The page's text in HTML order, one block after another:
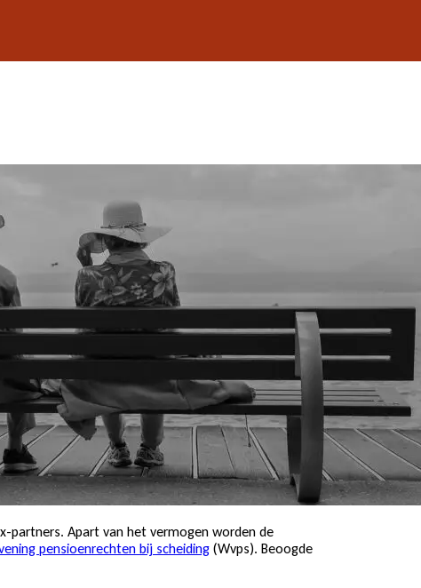
partners. Apart van het vermogen worden de
pensioenrechten bij scheiding (Wvps). Beoogde